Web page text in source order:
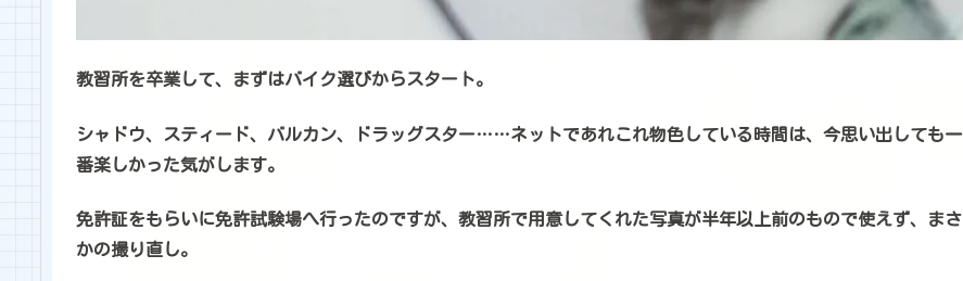
教習所を卒業して、まずはバイク選びからスタート。
シャドウ、スティード、バルカン、ドラッグスター……ネットであれこれ物色している時間は、今思い出しても一
番楽しかった気がします。
免許証をもらいに免許試験場へ行ったのですが、教習所で用意してくれた写真が半年以上前のもので使えず、まさ
かの撮り直し。